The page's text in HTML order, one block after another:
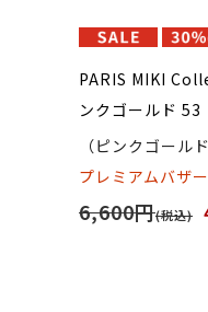
PARIS MIKI
ンクゴールド 53
（ピンクゴール
プレミアムバザ
6,600円(税込)